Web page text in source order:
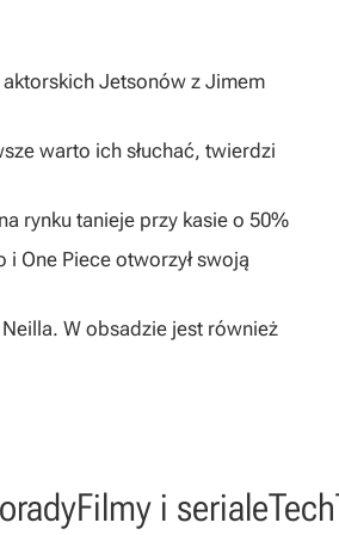
Jetsonów z Jimem
warto ich słuchać, twierdzi
rynku tanieje przy kasie o 50%
One Piece otworzył swoją
W obsadzie jest również
Filmy i serialeTech